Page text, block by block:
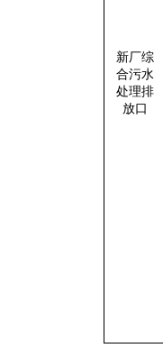
新厂综
合污水
处理排
放口